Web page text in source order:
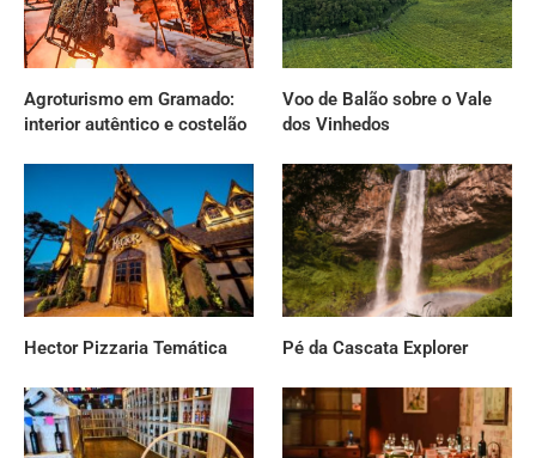
Agroturismo em Gramado:
interior autêntico e costelão
Voo de Balão sobre o Vale
dos Vinhedos
Hector Pizzaria Temática Pé da Cascata Explorer